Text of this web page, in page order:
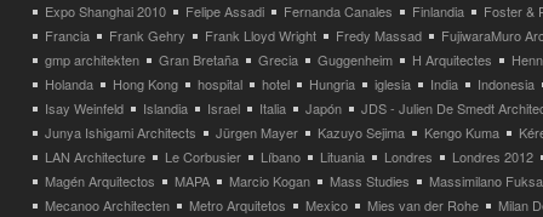
Expo Shanghai 2010
Felipe Assadi Fernanda Canales Finlandia
Foster &
Francia
Frank Gehry Frank Lloyd Wright Fredy Massad
FujiwaraMuro
gmp architekten
Gran Bretaña Grecia Guggenheim H Arquitectes
Holanda
Hong Kong hospital hotel Hungria iglesia India
Indonesia
Isay Weinfeld
Islandia Israel Italia Japón
JDS - Julien De Smedt
Junya Ishigami Architects
Jürgen Mayer Kazuyo Sejima Kengo Kuma
LAN Architecture
Le Corbusier Líbano Lituania Londres
Londres 2012
Magén Arquitectos
MAPA Marcio Kogan Mass Studies
Massimilano
Mecanoo Architecten
Metro Arquitetos Mexico Mies van der Rohe
Milan